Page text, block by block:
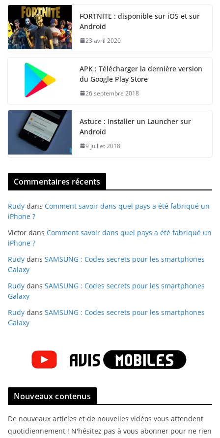
FORTNITE : disponible sur iOS et sur
Android
23 avril 2020
APK : Télécharger la dernière version
du Google Play Store
26 septembre 2018
Astuce : Installer un Launcher sur
Android
9 juillet 2018
Commentaires récents
Rudy dans Comment savoir dans quel pays a été fabriqué un
iPhone ?
Victor dans Comment savoir dans quel pays a été fabriqué un
iPhone ?
Rudy dans SAMSUNG : Codes secrets pour les smartphones
Galaxy
Rudy dans SAMSUNG : Codes secrets pour les smartphones
Galaxy
Rudy dans SAMSUNG : Codes secrets pour les smartphones
Galaxy
Nouveaux contenus
De nouveaux articles et de nouvelles vidéos vous attendent
quotidiennement ! N'hésitez pas à vous abonner pour ne rien